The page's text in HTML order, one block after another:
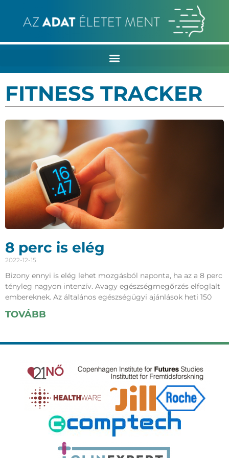
FITNESS TRACKER
8 perc is elég
2022-12-15
Bizony ennyi is elég lehet mozgásból naponta, ha az a 8 perc
tényleg nagyon intenzív. Avagy egészségmegőrzés elfoglalt
embereknek. Az általános egészségügyi ajánlások heti 150
TOVÁBB